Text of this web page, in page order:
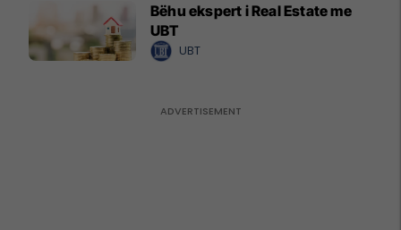
Bëhu ekspert i Real Estate me
UBT
UBT